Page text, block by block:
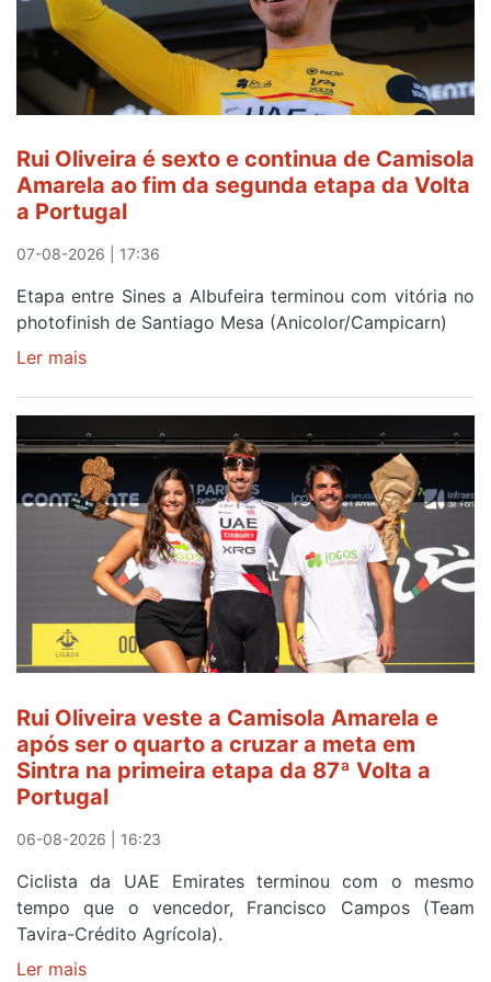
Rui
Oliveira
após
quinto
lugar
Beja
e
Elvas
Rui Oliveira é sexto e continua de Camisola
Amarela ao fim da segunda etapa da Volta
a Portugal
07-08-2026 | 17:36
Etapa entre Sines a Albufeira terminou com vitória no
photofinish de Santiago Mesa (Anicolor/Campicarn)
Ler mais
Oliveira
é
sexto
e
continua
Camisola
Amarela
ao
da
etapa
da
Volta
a
Portugal
Rui Oliveira veste a Camisola Amarela e
após ser o quarto a cruzar a meta em
Sintra na primeira etapa da 87ª Volta a
Portugal
06-08-2026 | 16:23
Ciclista da UAE Emirates terminou com o mesmo
tempo que o vencedor, Francisco Campos (Team
Tavira-Crédito Agrícola).
Ler mais